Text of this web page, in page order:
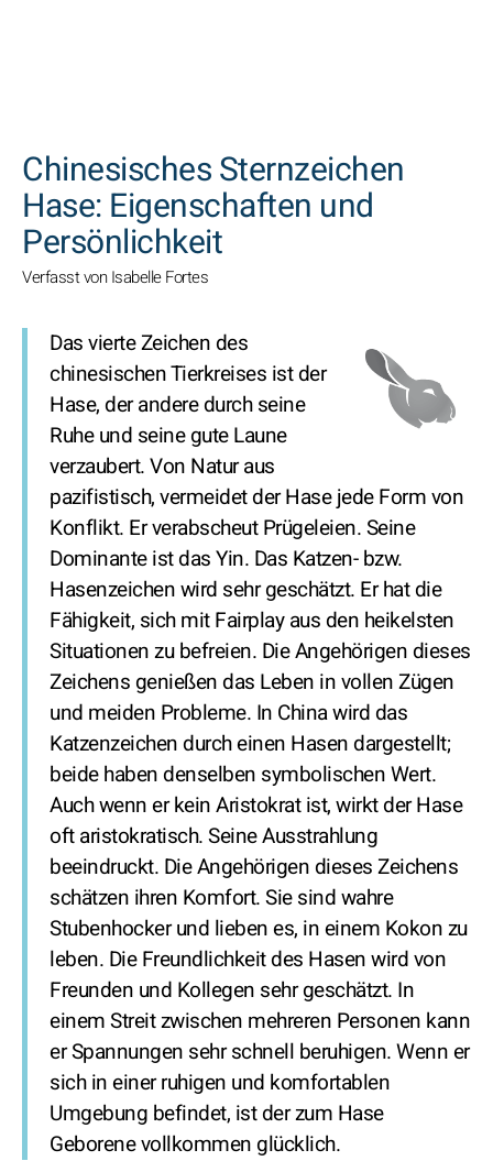
Chinesisches Sternzeichen
Hase: Eigenschaften und
Persönlichkeit
Verfasst von Isabelle Fortes
Das vierte Zeichen des
chinesischen Tierkreises ist der
Hase, der andere durch seine
Ruhe und seine gute Laune
verzaubert. Von Natur aus
pazifistisch, vermeidet der Hase jede Form von
Konflikt. Er verabscheut Prügeleien. Seine
Dominante ist das Yin. Das Katzen- bzw.
Hasenzeichen wird sehr geschätzt. Er hat die
Fähigkeit, sich mit Fairplay aus den heikelsten
Situationen zu befreien. Die Angehörigen dieses
Zeichens genießen das Leben in vollen Zügen
und meiden Probleme. In China wird das
Katzenzeichen durch einen Hasen dargestellt;
beide haben denselben symbolischen Wert.
Auch wenn er kein Aristokrat ist, wirkt der Hase
oft aristokratisch. Seine Ausstrahlung
beeindruckt. Die Angehörigen dieses Zeichens
schätzen ihren Komfort. Sie sind wahre
Stubenhocker und lieben es, in einem Kokon zu
leben. Die Freundlichkeit des Hasen wird von
Freunden und Kollegen sehr geschätzt. In
einem Streit zwischen mehreren Personen kann
er Spannungen sehr schnell beruhigen. Wenn er
sich in einer ruhigen und komfortablen
Umgebung befindet, ist der zum Hase
Geborene vollkommen glücklich.